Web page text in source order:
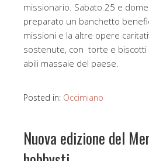
missionario. Sabato 25 e
preparato un banchetto
missioni e la altre opere
sostenute, con torte e biscotti
abili massaie del paese.
Posted in: Occimiano
Nuova edizione del